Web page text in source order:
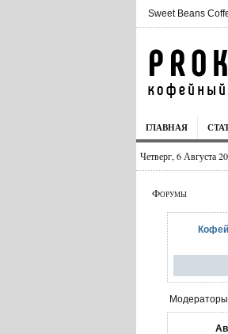
Sweet Beans
ГЛАВНАЯ
Четверг, 6 Августа
Форумы